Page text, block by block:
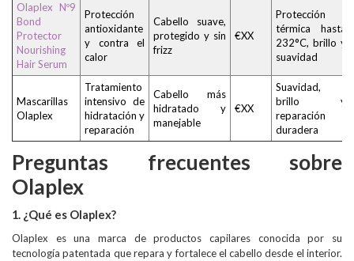
Olaplex Nº9
Bond
Protector
Nourishing
Hair Serum
Protección
antioxidante
y contra el
calor
Cabello suave,
protegido y sin
frizz
€XX
Protección
térmica hasta
232°C, brillo y
suavidad
Mascarillas
Olaplex
Tratamiento
intensivo de
hidratación y
reparación
Cabello más
hidratado y
manejable
€XX
Suavidad,
brillo y
reparación
duradera
Preguntas frecuentes sobre
Olaplex
1. ¿Qué es Olaplex?
Olaplex es una marca de productos capilares conocida por su
tecnología patentada que repara y fortalece el cabello desde el interior.